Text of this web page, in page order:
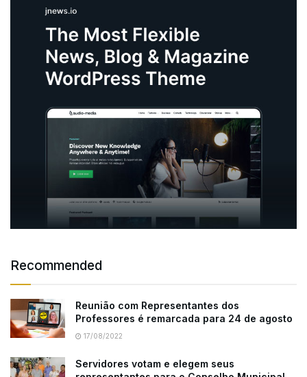
Recommended
Reunião com Representantes dos
Professores é remarcada para 24 de agosto
17/08/2022
Servidores votam e elegem seus